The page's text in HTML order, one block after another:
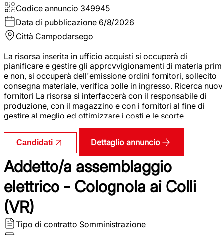
Codice annuncio 349945
Data di pubblicazione 6/8/2026
Città Campodarsego
La risorsa inserita in ufficio acquisti si occuperà di
pianificare e gestire gli approvvigionamenti di materia
e non, si occuperà dell'emissione ordini fornitori, sollecito
consegna materiale, verifica bolle in ingresso. Ricerca
fornitori La risorsa si interfaccerà con il responsabile di
produzione, con il magazzino e con i fornitori al fine di
gestire al meglio ed ottimizzare i costi e le scorte.
Candidati Dettaglio annuncio
Addetto/a assemblaggio
elettrico - Colognola ai Colli
(VR)
Tipo di contratto Somministrazione